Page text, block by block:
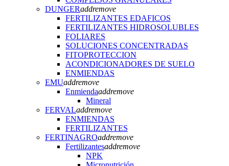
DUNGERaddremove
FERTILIZANTES EDAFICOS
FERTILIZANTES HIDROSOLUBLES
FOLIARES
SOLUCIONES CONCENTRADAS
FITOPROTECCION
ACONDICIONADORES DE SUELO
ENMIENDAS
EMUaddremove
Enmiendaaddremove
Mineral
FERVALaddremove
ENMIENDAS
FERTILIZANTES
FERTINAGROaddremove
Fertilizantesaddremove
NPK